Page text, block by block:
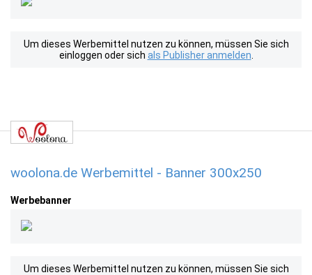
Um dieses Werbemittel nutzen zu können, müssen Sie sich
einloggen oder sich als Publisher anmelden
woolona.de Werbemittel - Banner 300x250
Werbebanner
Um dieses Werbemittel nutzen zu können, müssen Sie sich